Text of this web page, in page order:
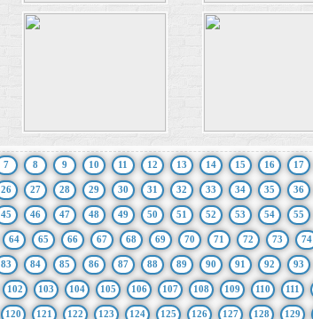
7 8 9 10 11 12 13 14 15 16 17
26 27 28 29 30 31 32 33 34 35 36
45 46 47 48 49 50 51 52 53 54 55
64 65 66 67 68 69 70 71 72 73 74
83 84 85 86 87 88 89 90 91 92 93
102 103 104 105 106 107 108 109 110 111
120 121 122 123 124 125 126 127 128 129